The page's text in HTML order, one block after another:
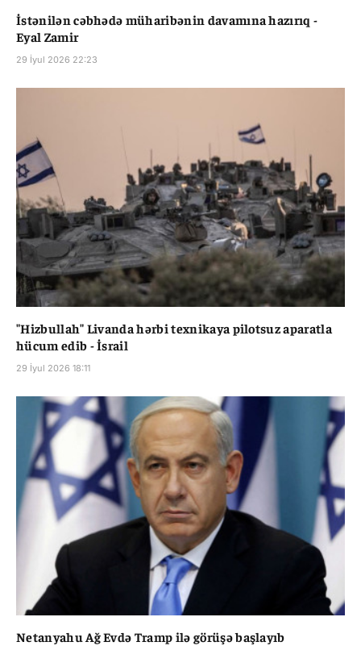
İstənilən cəbhədə müharibənin davamına hazırıq -
Eyal Zamir
29 İyul 2026 22:23
"Hizbullah" Livanda hərbi texnikaya pilotsuz aparatla
hücum edib - İsrail
29 İyul 2026 18:11
Netanyahu Ağ Evdə Tramp ilə görüşə başlayıb